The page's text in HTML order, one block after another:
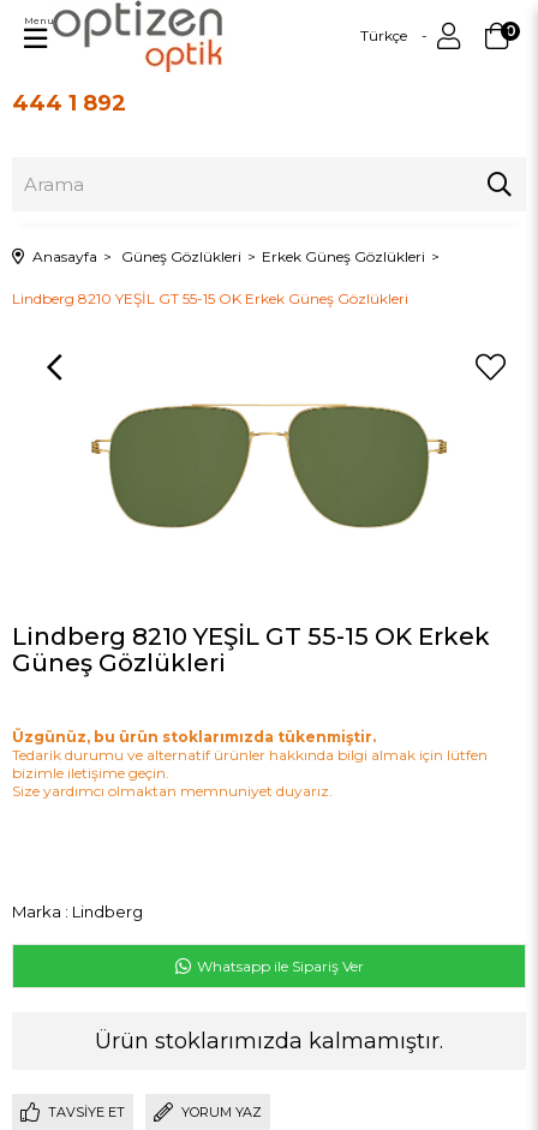
444 1 892
Türkçe 0
Menu
Anasayfa Güneş Gözlükleri Erkek Güneş Gözlükleri
Lindberg 8210 YEŞİL GT 55-15 OK Erkek Güneş Gözlükleri
Lindberg 8210 YEŞİL GT 55-15 OK Erkek
Güneş Gözlükleri
Üzgünüz, bu ürün stoklarımızda tükenmiştir.
Tedarik durumu ve alternatif ürünler hakkında bilgi almak için lütfen
bizimle iletişime geçin.
Size yardımcı olmaktan memnuniyet duyarız.
Marka : Lindberg
Whatsapp ile Sipariş Ver
Ürün stoklarımızda kalmamıştır.
TAVSIYE ET YORUM YAZ